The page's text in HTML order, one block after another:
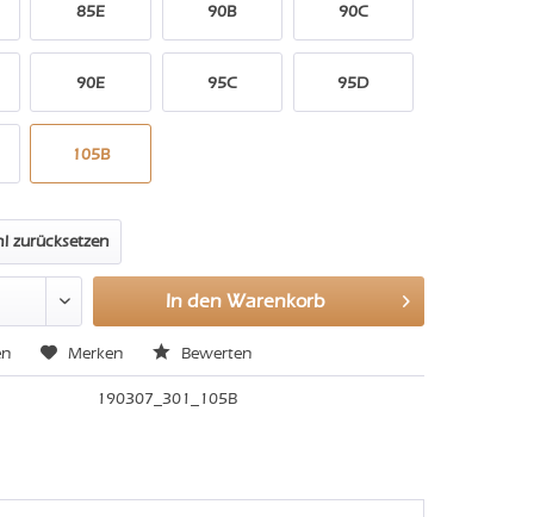
85E 90B 90C
90E 95C 95D
105B
zurücksetzen
In den Warenkorb
Merken Bewerten
190307_301_105B